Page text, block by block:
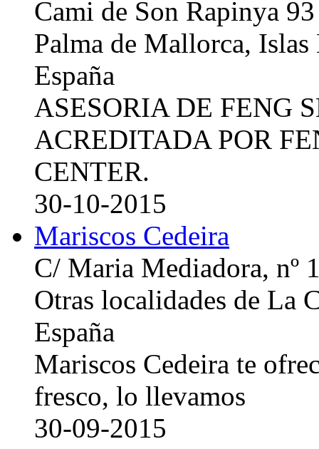
Cami de Son Rapinya 93
Palma de Mallorca, Islas
España
ASESORIA DE FENG
ACREDITADA POR
CENTER.
30-10-2015
Mariscos Cedeira
C/ Maria Mediadora, nº
Otras localidades de La
España
Mariscos Cedeira te
fresco, lo llevamos
30-09-2015